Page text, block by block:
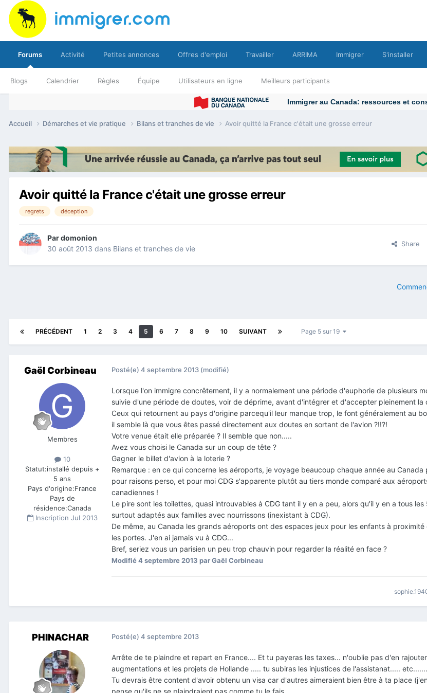
Forums
Blogs Calendrier Règles Équipe Utilisateurs en ligne Meilleurs participants
Activité Petites annonces Offres d'emploi Travailler ARRIMA Immigrer S'installer
Immigrer au Canada: ressources et conseils
Accueil Démarches et vie pratique Bilans et tranches de vie Avoir quitté la France c'était une grosse erreur
Avoir quitté la France c'était une grosse erreur
regrets déception
Pardomonion
30 août 2013 dans Bilans et tranches de vie
Share
PRÉCÉDENT 1 2 3 4 5 6 7 8 9 10 SUIVANT Page 5 sur 19
Gaël Corbineau
Membres
10
Statut:installé depuis +
5 ans
Pays d'origine:France
Pays de
résidence:Canada
Inscription Jul 2013
Posté(e) 4 septembre 2013 (modifié)
Lorsque l'on immigre concrêtement, il y a normalement une période d'euphorie de plusieurs
suivie d'une période de doutes, voir de déprime, avant d'intégrer et d'accepter pleinement la
Ceux qui retournent au pays d'origine parcequ'il leur manque trop, le font généralement au
il semble là que vous êtes passé directement aux doutes en sortant de l'avion ?!!?!
Votre venue était elle préparée ? Il semble que non.....
Avez vous choisi le Canada sur un coup de tête ?
Gagner le billet d'avion à la loterie ?
Remarque : en ce qui concerne les aéroports, je voyage beaucoup chaque année au Canada
pour raisons perso, et pour moi CDG s'apparente plutôt au tiers monde comparé aux
canadiennes !
Le pire sont les toilettes, quasi introuvables à CDG tant il y en a peu, alors qu'il y en a tous les
surtout adaptés aux familles avec nourrissons (inexistant à CDG).
De même, au Canada les grands aéroports ont des espaces jeux pour les enfants à proximité
les portes. J'en ai jamais vu à CDG...
Bref, seriez vous un parisien un peu trop chauvin pour regarder la réalité en face ?
Modifié4 septembre 2013 par Gaël Corbineau
PHINACHAR Posté(e) 4 septembre 2013
Arrête de te plaindre et repart en France.... Et tu payeras les taxes... n'oublie pas d'en
augmentations et les projets de Hollande ..... tu subiras les injustices de l'assistanat..... etc.......
Tu devrais être content d'avoir obtenu un visa car d'autres aimeraient bien être à ta place